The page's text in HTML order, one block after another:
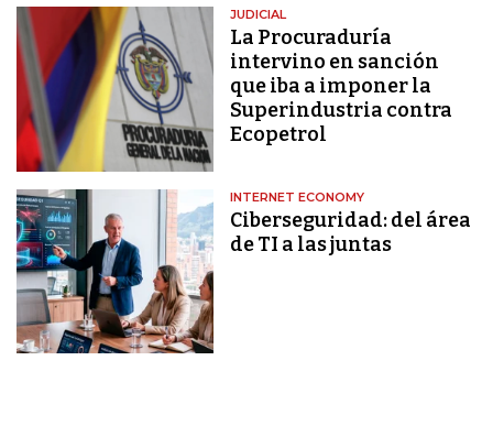
JUDICIAL
La Procuraduría
intervino en sanción
que iba a imponer la
Superindustria contra
Ecopetrol
INTERNET ECONOMY
Ciberseguridad: del área
de TI a las juntas